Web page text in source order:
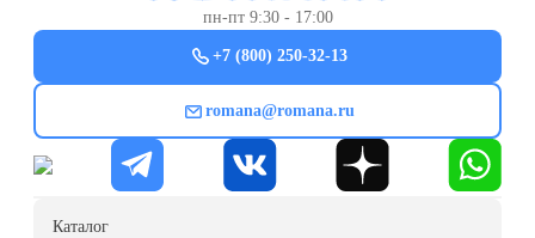
пн-пт 9:30 - 17:00
+7 (800) 250-32-13
romana@romana.ru
Каталог